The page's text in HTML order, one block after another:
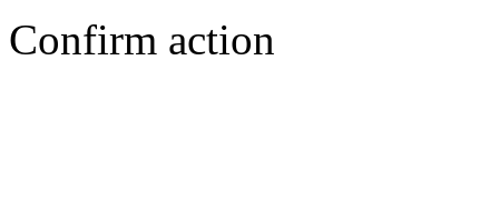
Confirm action